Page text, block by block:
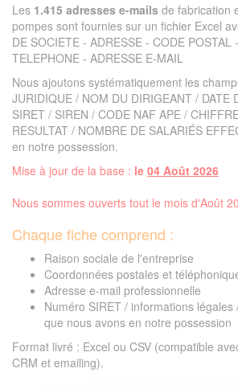
Les 1.415 adresses e-mails de fabrication
pompes sont fournies sur un fichier Excel
DE SOCIETE - ADRESSE - CODE POSTAL
TELEPHONE - ADRESSE E-MAIL
Nous ajoutons systématiquement les
JURIDIQUE / NOM DU DIRIGEANT / DATE
SIRET / SIREN / CODE NAF APE /
RESULTAT / NOMBRE DE SALARIÉS
en notre possession.
Mise à jour de la base : le 04 Août 2026
Nous sommes ouverts tout le mois d'Août
Chaque fiche comprend :
Raison sociale de l'entreprise
Coordonnées postales et
Adresse e-mail professionnelle
Numéro SIRET / informations
que nous avons en notre possession
Format livré : Excel ou CSV (compatible
CRM et emailing).